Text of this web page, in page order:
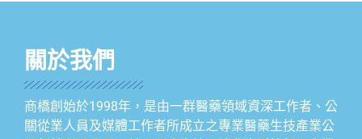
關於我們
商橋創始於1998年，是由一群醫藥領域資深工作者、公
關從業人員及媒體工作者所成立之專業醫藥生技產業公